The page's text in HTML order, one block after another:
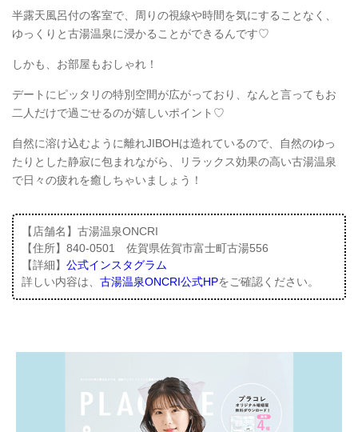
半露天風呂付の客室で、周りの視線や時間を気にすることなく、
ゆっくりと古湯温泉に浸かることができるんです♡
しかも、お部屋もおしゃれ！
デートにピッタリの特別空間が広がっており、なんと言ってもお
二人だけで過ごせるのが嬉しいポイント♡
自然に溶け込むように離れJIBOHは造れているので、自然のゆっ
たりとした静寂に包まれながら、リラックス効果の高い古湯温泉
で日々の疲れを癒しちゃいましょう！
【店舗名】古湯温泉ONCRI
【住所】840-0501 佐賀県佐賀市富士町古湯556
【詳細】 公式インスタグラム
詳しい内容は、 古湯温泉ONCRI公式HPをご確認ください。